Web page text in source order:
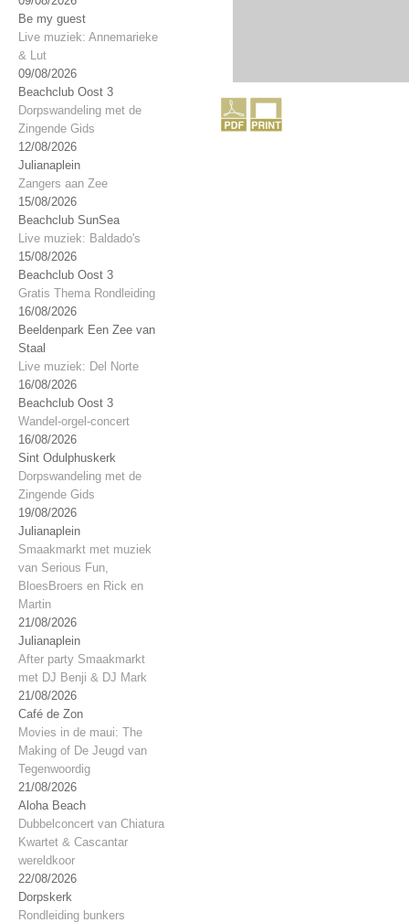
Be my guest
Live muziek: Annemarieke
& Lut
09/08/2026
Beachclub Oost 3
Dorpswandeling met de
Zingende Gids
12/08/2026
Julianaplein
Zangers aan Zee
15/08/2026
Beachclub SunSea
Live muziek: Baldado's
15/08/2026
Beachclub Oost 3
Gratis Thema Rondleiding
16/08/2026
Beeldenpark Een Zee van
Staal
Live muziek: Del Norte
16/08/2026
Beachclub Oost 3
Wandel-orgel-concert
16/08/2026
Sint Odulphuskerk
Dorpswandeling met de
Zingende Gids
19/08/2026
Julianaplein
Smaakmarkt met muziek
van Serious Fun,
BloesBroers en Rick en
Martin
21/08/2026
Julianaplein
After party Smaakmarkt
met DJ Benji & DJ Mark
21/08/2026
Café de Zon
Movies in de maui: The
Making of De Jeugd van
Tegenwoordig
21/08/2026
Aloha Beach
Dubbelconcert van Chiatura
Kwartet & Cascantar
wereldkoor
22/08/2026
Dorpskerk
Rondleiding bunkers